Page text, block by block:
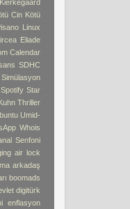
Kierkegaard
Cin Kötü
Linux
Eliade
Calendar
SDHC
Simülasyon
Spotify Star
Thriller
Umid-
Whois
Senfoni
air lock
arkadaş
boomads
digitürk
enflasyon